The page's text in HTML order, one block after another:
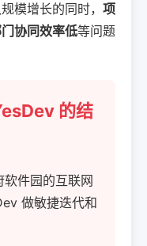
模增长的同时， 项
协同效率低等问题
的结
软件园的互联网
做敏捷迭代和